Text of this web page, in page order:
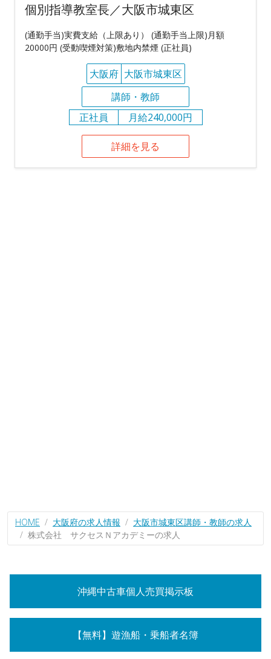
個別指導教室長／大阪市城東区
(通勤手当)実費支給（上限あり） (通勤手当上限)月額
20000円 (受動喫煙対策)敷地内禁煙 (正社員)
大阪府 大阪市城東区
講師・教師
正社員
月給240,000円
詳細を見る
HOME 大阪府の求人情報
大阪市城東区講師・教師の求人
株式会社 サクセスＮアカデミーの求人
沖縄中古車個人売買掲示板
【無料】遊漁船・乗船者名簿